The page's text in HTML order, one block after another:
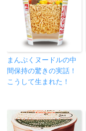
まんぷくヌードルの中
間保持の驚きの実話！
こうして生まれた！